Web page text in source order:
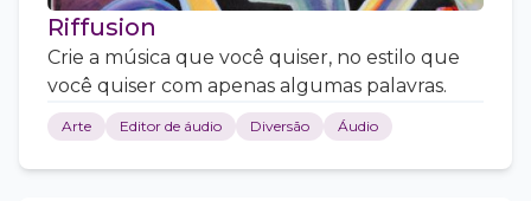
Riffusion
Crie a música que você quiser, no estilo que
você quiser com apenas algumas palavras.
Arte Editor de áudio Diversão Áudio